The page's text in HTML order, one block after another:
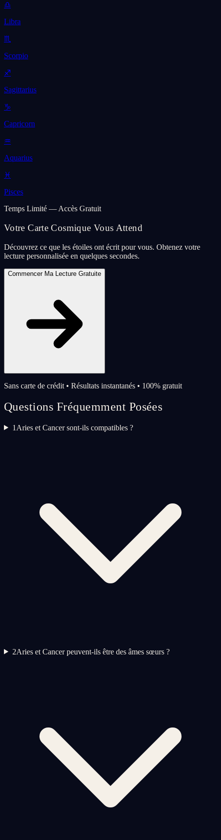
♎
Libra
♏
Scorpio
♐
Sagittarius
♑
Capricorn
♒
Aquarius
♓
Pisces
Temps Limité — Accès Gratuit
Votre Carte Cosmique Vous Attend
Découvrez ce que les étoiles ont écrit pour vous. Obtenez votre
lecture personnalisée en quelques secondes.
Commencer Ma Lecture Gratuite
Sans carte de crédit • Résultats instantanés • 100% gratuit
Questions Fréquemment Posées
1 Aries et Cancer sont-ils compatibles ?
2Aries et Cancer peuvent-ils être des âmes sœurs ?